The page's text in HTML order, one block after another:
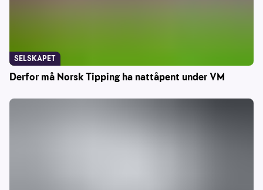
Derfor må Norsk Tipping ha nattåpent under VM
SELSKAPET